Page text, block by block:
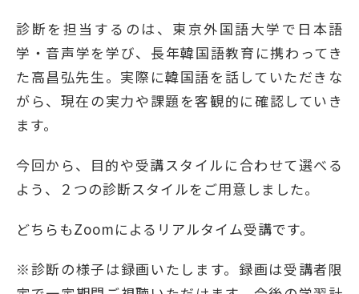
診断を担当するのは、東京外国語大学で日本語
学・音声学を学び、長年韓国語教育に携わってき
た高昌弘先生。実際に韓国語を話していただきな
がら、現在の実力や課題を客観的に確認していき
ます。
今回から、目的や受講スタイルに合わせて選べる
よう、２つの診断スタイルをご用意しました。
どちらもZoomによるリアルタイム受講です。
※診断の様子は録画いたします。録画は受講者限